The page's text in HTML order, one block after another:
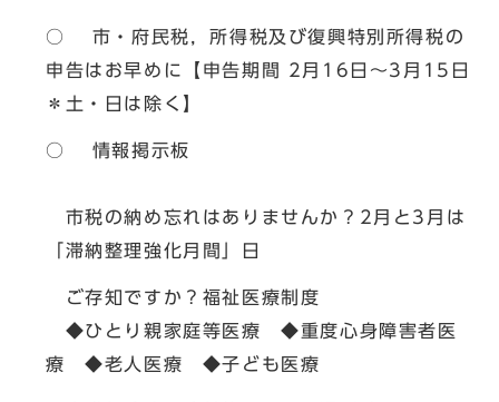
○ 市・府民税，所得税及び復興特別所得税の
申告はお早めに【申告期間 2月16日～3月15日
＊土・日は除く】
○ 情報掲示板
市税の納め忘れはありませんか？2月と3月は
「滞納整理強化月間」日
ご存知ですか？福祉医療制度
◆ひとり親家庭等医療 ◆重度心身障害者医
療 ◆老人医療 ◆子ども医療